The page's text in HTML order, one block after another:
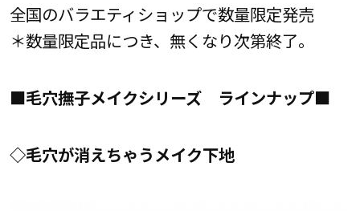
全国のバラエティショップで数量限定発売
＊数量限定品につき、無くなり次第終了。
■毛穴撫子メイクシリーズ ラインナップ■
◇毛穴が消えちゃうメイク下地